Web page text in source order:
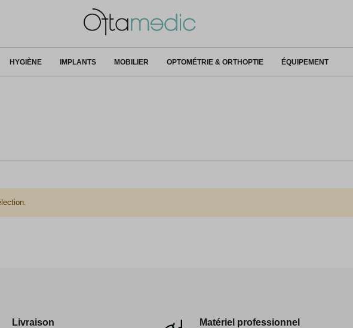
HYGIÈNE IMPLANTS MOBILIER OPTOMÉTRIE & ORTHOPTIE ÉQUIPEMENT
Livraison
Matériel professionnel